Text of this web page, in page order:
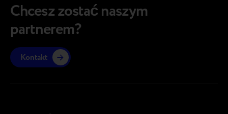
Chcesz zostać naszym
partnerem?
Kontakt